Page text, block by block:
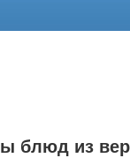
блюд из